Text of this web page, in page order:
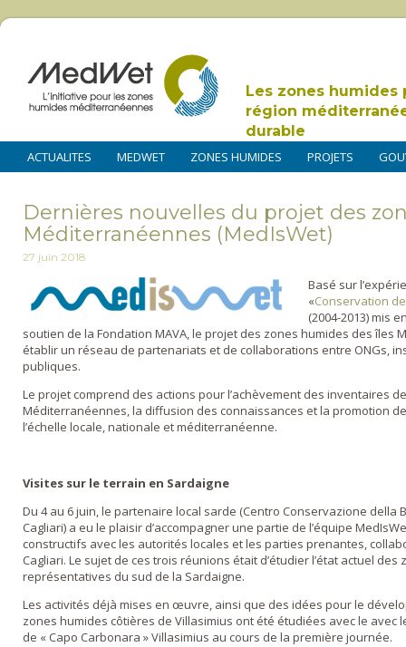
Les zones humides
région
durable
ACTUALITES MEDWET ZONES HUMIDES PROJETS
Dernières nouvelles du projet des
Méditerranéennes (MedIsWet)
27 juin 2018
Basé sur
«Conservation
(2004-2013) mis
soutien de la Fondation MAVA, le projet des zones humides des îles
établir un réseau de partenariats et de collaborations entre ONGs,
publiques.
Le projet comprend des actions pour l’achèvement des inventaires
Méditerranéennes, la diffusion des connaissances et la promotion
l’échelle locale, nationale et méditerranéenne.
Visites sur le terrain en Sardaigne
Du 4 au 6 juin, le partenaire local sarde (Centro Conservazione della
Cagliari) a eu le plaisir d’accompagner une partie de l’équipe
constructifs avec les autorités locales et les parties prenantes,
Cagliari. Le sujet de ces trois réunions était d’étudier l’état actuel
représentatives du sud de la Sardaigne.
Les activités déjà mises en œuvre, ainsi que des idées pour le
zones humides côtières de Villasimius ont été étudiées avec le avec
de « Capo Carbonara » Villasimius au cours de la première journée.